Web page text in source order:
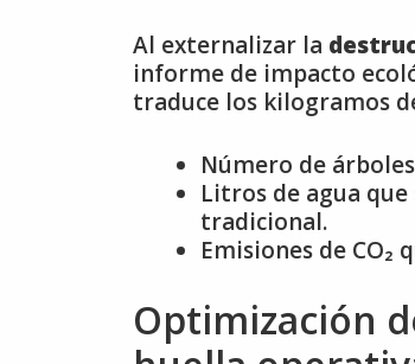
Al externalizar la
informe de impacto
traduce los kilogramos
Número de
Litros de agua
tradicional.
Emisiones de
Optimización